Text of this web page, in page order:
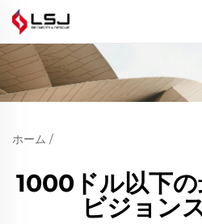
ホーム /
1000ドル以下
ビジョン